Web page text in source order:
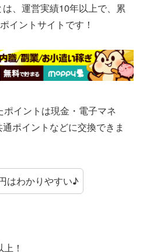
は、運営実績10年以上で、累
イントサイトです！
ポイントは現金・電子マネ
ポイントなどに交換できま
はわかりやすい♪
！